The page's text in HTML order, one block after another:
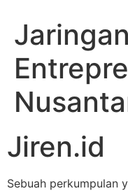
Jaringan
Jiren.id
Sebuah perkumpulan